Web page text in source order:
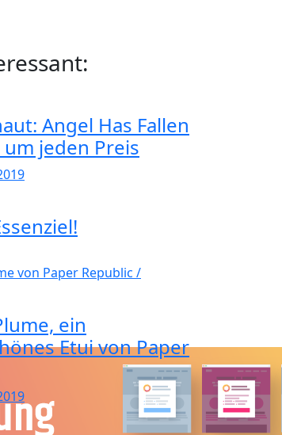
Angel Has Fallen
jeden Preis
ein
Etui von Paper